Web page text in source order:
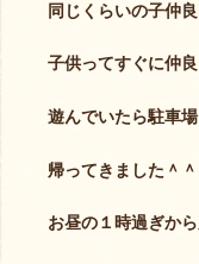
同じくらいの子仲
子供ってすぐに仲
遊んでいたら駐車
帰ってきました＾＾
お昼の１時過ぎか